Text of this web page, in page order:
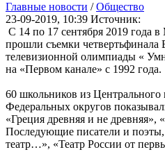
Главные новости /Общество
23-09-2019, 10:39 Источник:
С 14 по 17 сентября 2019 года
прошли съемки четвертьфинала
телевизионной олимпиады «
на «Первом канале» с 1992 года.
60 школьников из
Федеральных округов
«Греция древняя и не
Последующие писатели и
театр…», «Театр России от